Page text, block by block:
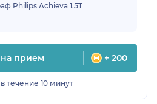
Philips Achieva 1.5T
на прием + 200
течение 10 минут